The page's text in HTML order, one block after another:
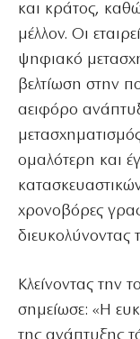
και κράτος,
μέλλον. Οι
ψηφιακό
βελτίωση στην
αειφόρο
ομαλότερη και
χρονοβόρες
διευκολύνοντας
Κλείνοντας την
σημείωσε: «Η